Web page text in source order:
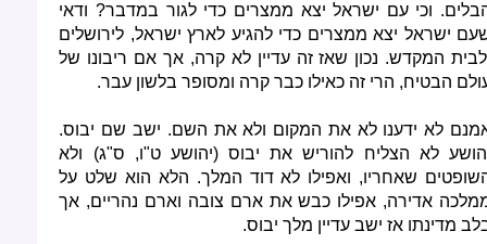
וכי עם ישראל יצא ממצרים כדי לגור במדבר? ודאי
ישראל יצא ממצרים כדי להגיע לארץ ישראל, לירושלים
המקדש. נכון שאז זה עדיין לא קרה, אך אם ריבונו של
הבטיח, הרי זה כאילו כבר קרה ומסופר בלשון עבר.
לא ידענו לא את המקום ולא את השם. ישב שם יבוס.
לא הצליח להוריש את יבוס (יהושע ט"ו, ס"ג) ולא
שאחריו, ואפילו לא דוד המלך. הלא הוא שלט על
אדירה, אפילו כבש את ארם צובה וארם נהריים, אך
מדינתו אז ישב עדיין מלך יבוס.